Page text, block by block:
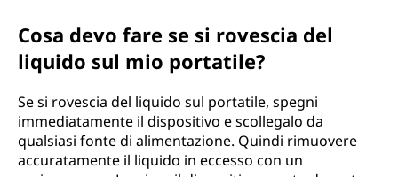
Cosa devo fare se si rovescia del
liquido sul mio portatile?
Se si rovescia del liquido sul portatile, spegni
immediatamente il dispositivo e scollegalo da
qualsiasi fonte di alimentazione. Quindi rimuovere
accuratamente il liquido in eccesso con un